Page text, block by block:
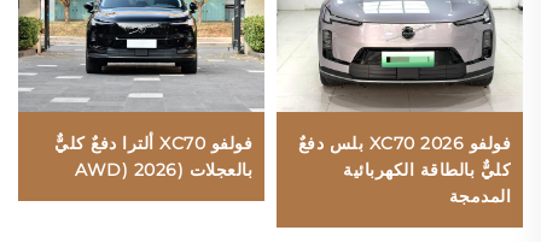
فولفو XC70 2026 بلس دفعٌ
كليٌّ بالطاقة الكهربائية
المدمجة
فولفو XC70 ألترا دفعٌ كليٌّ
بالعجلات (AWD) 2026